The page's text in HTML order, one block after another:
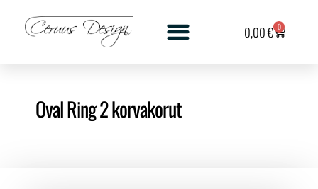
0,00€ 0
Oval Ring 2 korvakorut